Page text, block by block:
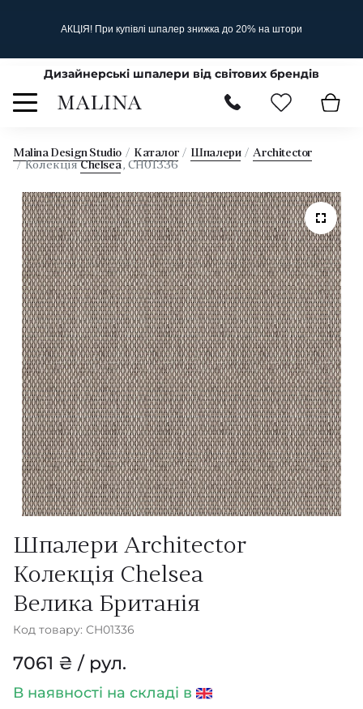
АКЦІЯ! При купівлі шпалер знижка до 20% на штори
Дизайнерські шпалери від світових брендів
Malina Design Studio Каталог Шпалери
Architector
Колекція Chelsea, CH01336
Шпалери Architector
Колекція Chelsea
Велика Британія
Код товару: CH01336
7061 ₴ / рул.
В наявності на складі в